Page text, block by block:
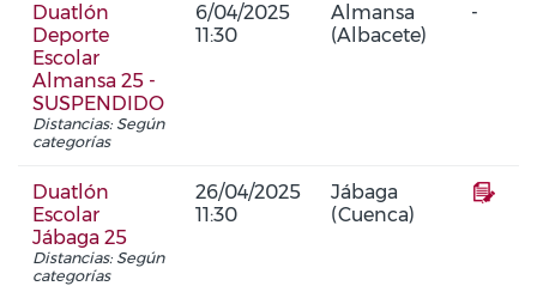
Duatlón
Deporte
Escolar
Almansa 25 -
SUSPENDIDO
Distancias: Según
categorías
6/04/2025
11:30
Almansa
(Albacete)
-
Duatlón
Escolar
Jábaga 25
Distancias: Según
categorías
26/04/2025
11:30
Jábaga
(Cuenca)